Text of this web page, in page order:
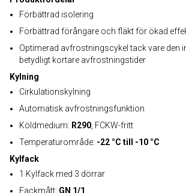
Förbättrad isolering
Förbättrad förångare och fläkt för ökad
Optimerad avfrostningscykel tack vare den
betydligt kortare avfrostningstider
Kylning
Cirkulationskylning
Automatisk avfrostningsfunktion
Köldmedium: R290 , FCKW-fritt
Temperaturområde: -22 °C till -10 °C
Kylfack
1 Kylfack med 3 dörrar
Fackmått: GN 1/1